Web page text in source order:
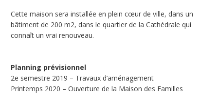
Cette maison sera installée en plein cœur de ville, dans un
bâtiment de 200 m2, dans le quartier de la Cathédrale qui
connaît un vrai renouveau.
Planning prévisionnel
2e semestre 2019 – Travaux d’aménagement
Printemps 2020 – Ouverture de la Maison des Familles